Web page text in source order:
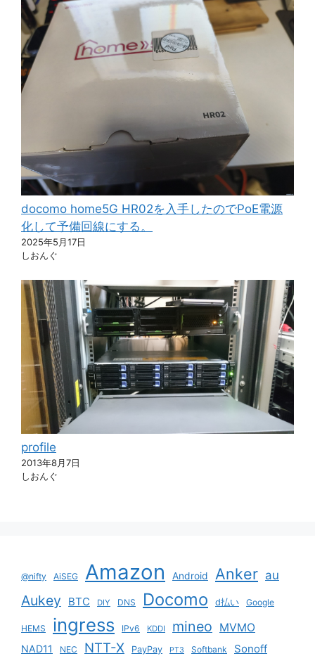
docomo home5G HR02を入手したのでPoE電源
化して予備回線にする。
2025年5月17日
しおんぐ
profile
2013年8月7日
しおんぐ
@nifty AiSEG Amazon Android Anker au
Aukey BTC DIY DNS Docomo d払い Google
HEMS ingress IPv6 KDDI mineo MVMO
NAD11 NEC NTT-X PayPay PT3 Softbank Sonoff